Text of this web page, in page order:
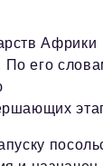
Африки
его